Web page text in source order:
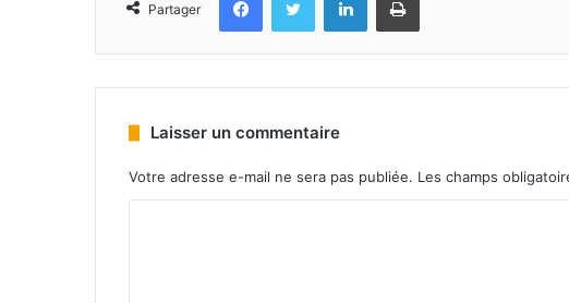
Partager
Laisser un commentaire
Votre adresse e-mail ne sera pas publiée. Les champs